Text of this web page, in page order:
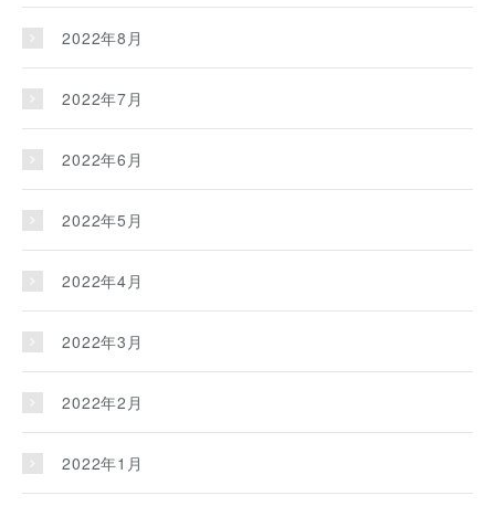
2022年8月
2022年7月
2022年6月
2022年5月
2022年4月
2022年3月
2022年2月
2022年1月